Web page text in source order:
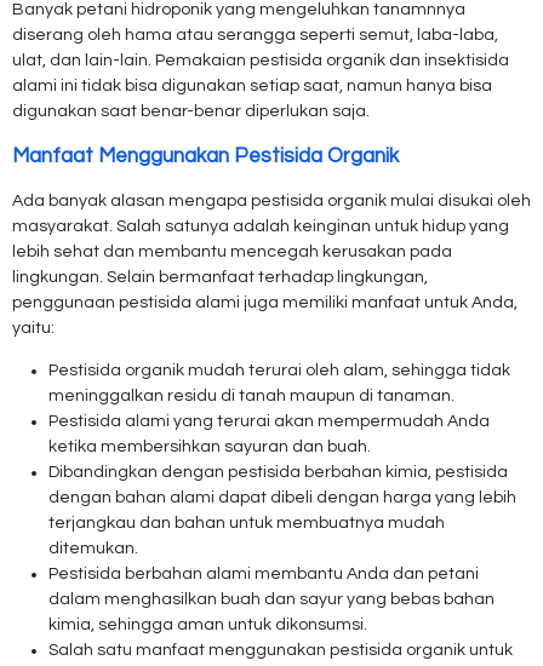
Banyak petani hidroponik yang mengeluhkan tanamnnya
diserang oleh hama atau serangga seperti semut, laba-laba,
ulat, dan lain-lain. Pemakaian pestisida organik dan insektisida
alami ini tidak bisa digunakan setiap saat, namun hanya bisa
digunakan saat benar-benar diperlukan saja.
Manfaat Menggunakan Pestisida Organik
Ada banyak alasan mengapa pestisida organik mulai disukai oleh
masyarakat. Salah satunya adalah keinginan untuk hidup yang
lebih sehat dan membantu mencegah kerusakan pada
lingkungan. Selain bermanfaat terhadap lingkungan,
penggunaan pestisida alami juga memiliki manfaat untuk Anda,
yaitu:
Pestisida organik mudah terurai oleh alam, sehingga tidak
meninggalkan residu di tanah maupun di tanaman.
Pestisida alami yang terurai akan mempermudah Anda
ketika membersihkan sayuran dan buah.
Dibandingkan dengan pestisida berbahan kimia, pestisida
dengan bahan alami dapat dibeli dengan harga yang lebih
terjangkau dan bahan untuk membuatnya mudah
ditemukan.
Pestisida berbahan alami membantu Anda dan petani
dalam menghasilkan buah dan sayur yang bebas bahan
kimia, sehingga aman untuk dikonsumsi.
Salah satu manfaat menggunakan pestisida organik untuk